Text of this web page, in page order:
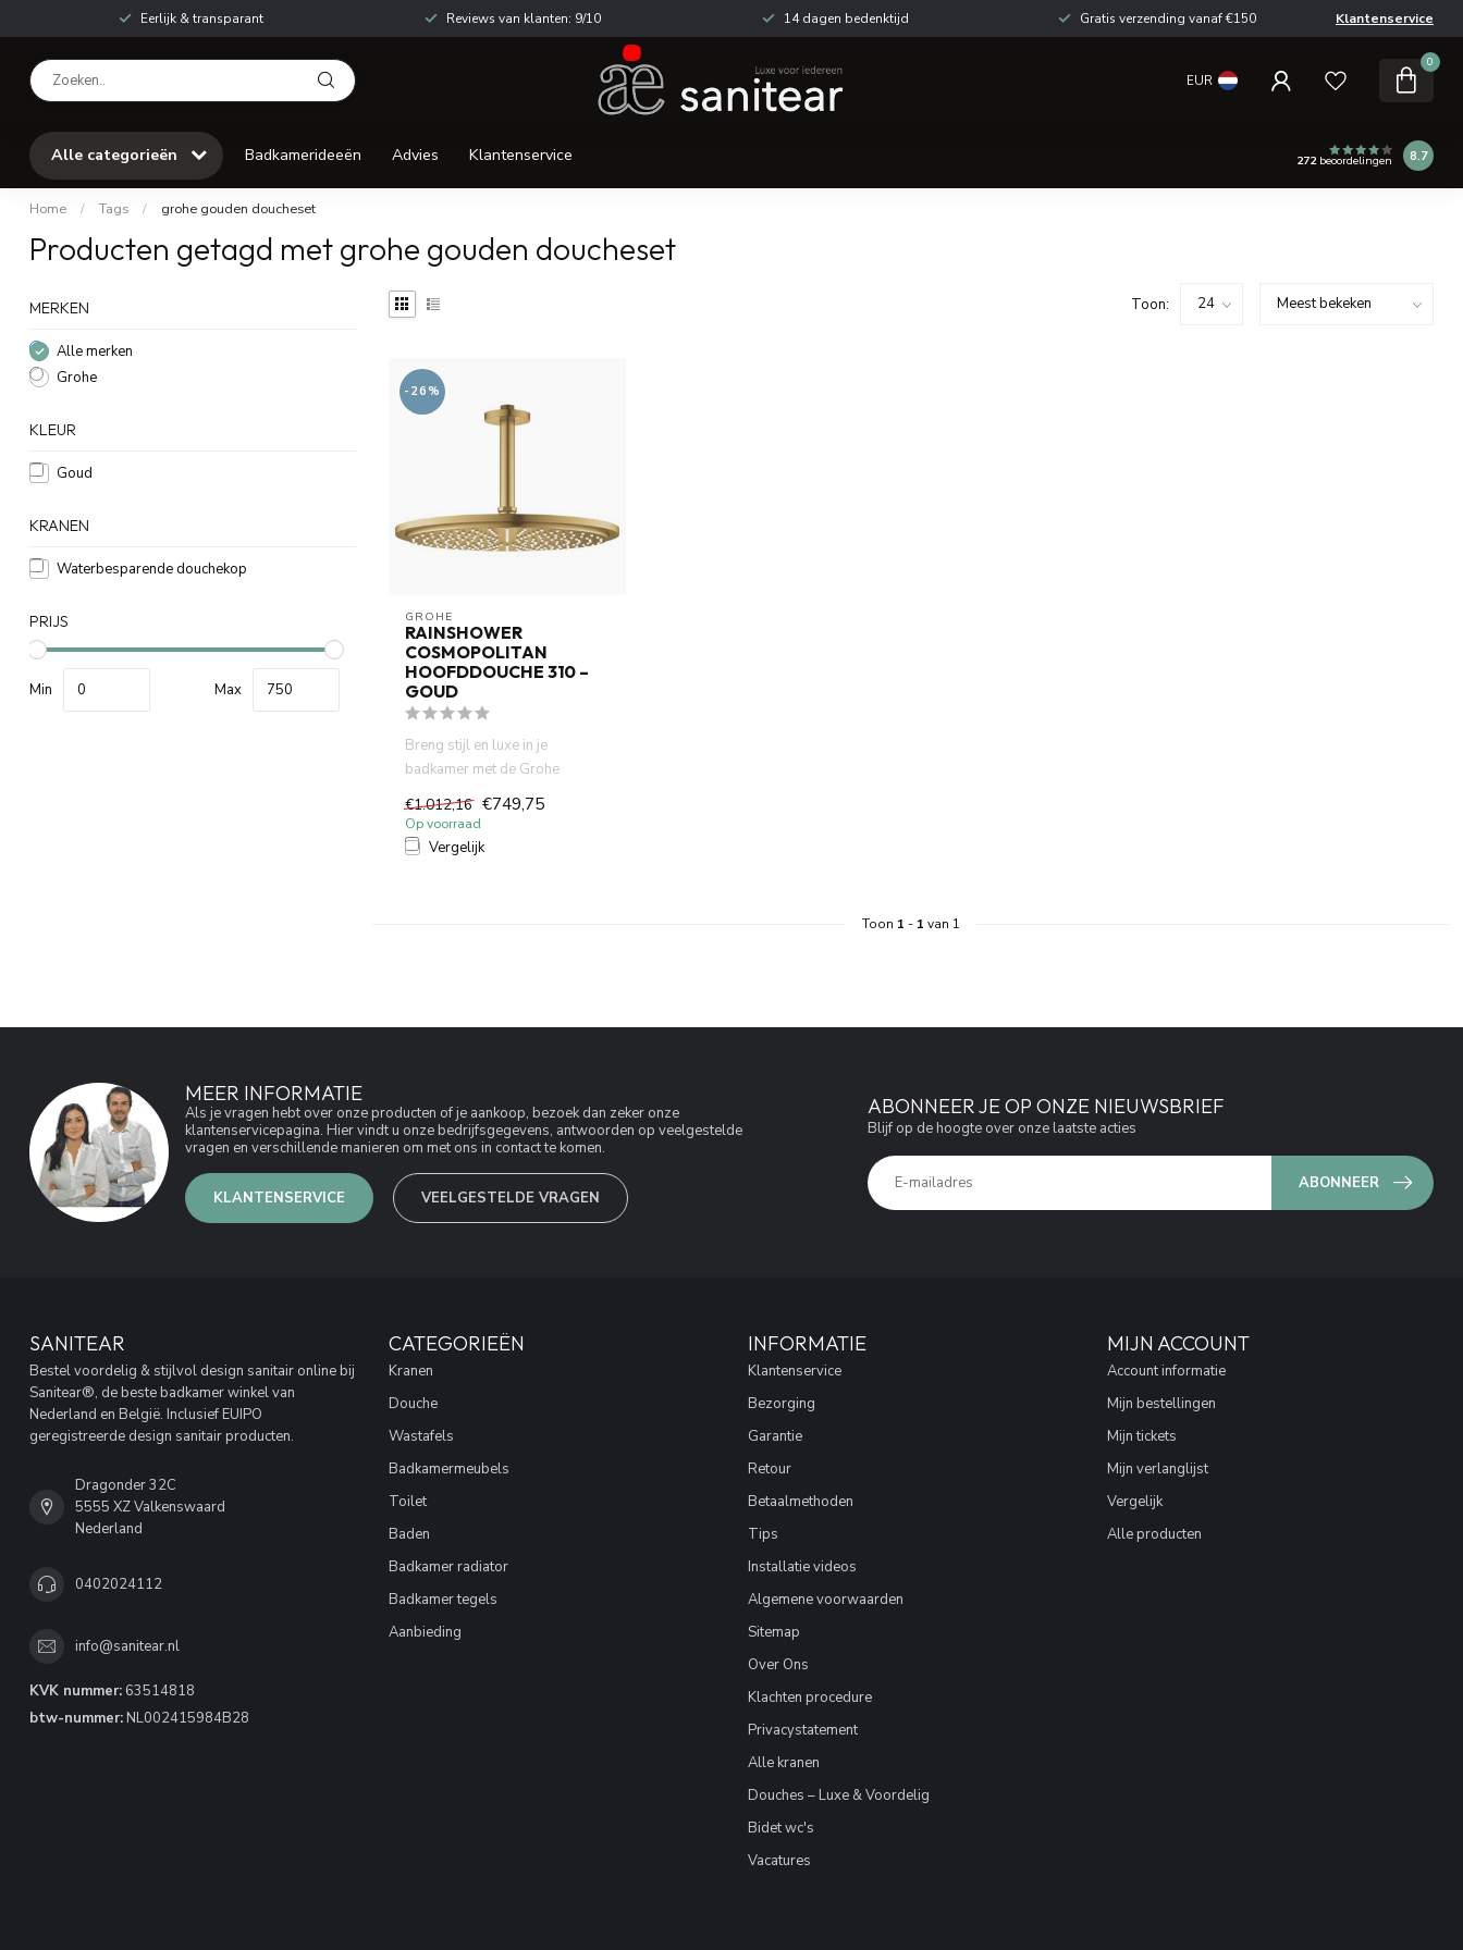
Eerlijk & transparant Reviews van klanten: 9/10 14 dagen bedenktijd Gratis verzending vanaf €150 Klantenservice
EUR
0
Alle categorieën Badkamerideeën Advies Klantenservice 272beoordelingen 8.7
Home / Tags / grohe gouden doucheset
Producten getagd met grohe gouden doucheset
MERKEN
Alle merken
Grohe
KLEUR
Goud
KRANEN
Waterbesparende douchekop
PRIJS
Min Max
Toon:
-26%
GROHE
RAINSHOWER
COSMOPOLITAN
HOOFDDOUCHE 310 –
GOUD
Breng stijl en luxe in je
badkamer met de Grohe
hoof...
€1.012,16 €749,75
Op voorraad
Vergelijk
Toon 1 - 1 van 1
MEER INFORMATIE
Als je vragen hebt over onze producten of je aankoop, bezoek dan zeker onze
klantenservicepagina. Hier vindt u onze bedrijfsgegevens, antwoorden op veelgestelde
vragen en verschillende manieren om met ons in contact te komen.
KLANTENSERVICE VEELGESTELDE VRAGEN
ABONNEER JE OP ONZE NIEUWSBRIEF
Blijf op de hoogte over onze laatste acties
ABONNEER
SANITEAR
Bestel voordelig & stijlvol design sanitair online bij
Sanitear®, de beste badkamer winkel van
Nederland en België. Inclusief EUIPO
geregistreerde design sanitair producten.
Dragonder 32C
5555 XZ Valkenswaard
Nederland
0402024112
info@sanitear.nl
KVK nummer: 63514818
btw-nummer: NL002415984B28
CATEGORIEËN
Kranen
Douche
Wastafels
Badkamermeubels
Toilet
Baden
Badkamer radiator
Badkamer tegels
Aanbieding
INFORMATIE
Klantenservice
Bezorging
Garantie
Retour
Betaalmethoden
Tips
Installatie videos
Algemene voorwaarden
Sitemap
Over Ons
Klachten procedure
Privacystatement
Alle kranen
Douches – Luxe & Voordelig
Bidet wc's
Vacatures
MIJN ACCOUNT
Account informatie
Mijn bestellingen
Mijn tickets
Mijn verlanglijst
Vergelijk
Alle producten